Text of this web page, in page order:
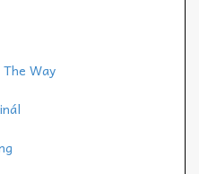
Way